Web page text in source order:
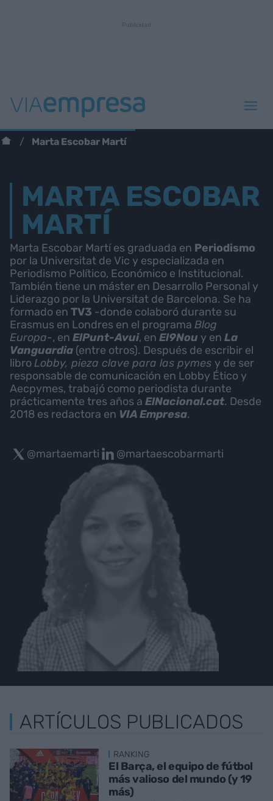
Marta Escobar Martí
MARTA ESCOBAR
MARTÍ
Marta Escobar Martí es graduada en Periodismo
por la Universitat de Vic y especializada en
Periodismo Político, Económico e Institucional.
También tiene un máster en Desarrollo Personal y
Liderazgo por la Universitat de Barcelona. Se ha
formado en TV3 -donde colaboró durante su
Erasmus en Londres en el programa Blog
Europa-, en ElPunt-Avui, en El9Nou y en La
Vanguardia (entre otros). Después de escribir el
libroLobby, pieza clave para las pymes y de ser
responsable de comunicación en Lobby Ético y
Aecpymes, trabajó como periodista durante
prácticamente tres años a ElNacional.cat. Desde
2018 es redactora en VIA Empresa.
@martaemarti @martaescobarmarti
ARTÍCULOS PUBLICADOS
RANKING
El Barça, el equipo de fútbol
más valioso del mundo (y 19
más)